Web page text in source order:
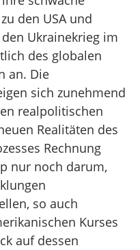
den USA und
Ukrainekrieg im
des globalen
an. Die
sich zunehmend
realpolitischen
Realitäten des
Rechnung
nur noch darum,
so auch
Kurses
auf dessen